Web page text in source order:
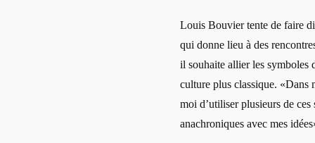
Louis Bouvier tente de faire
qui donne lieu à des
il souhaite allier les symboles
culture plus classique. «Dans
moi d’utiliser plusieurs de
anachroniques avec mes